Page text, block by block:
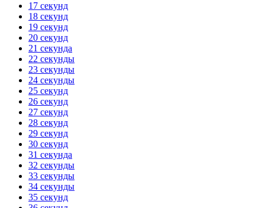
17 секунд
18 секунд
19 секунд
20 секунд
21 секунда
22 секунды
23 секунды
24 секунды
25 секунд
26 секунд
27 секунд
28 секунд
29 секунд
30 секунд
31 секунда
32 секунды
33 секунды
34 секунды
35 секунд